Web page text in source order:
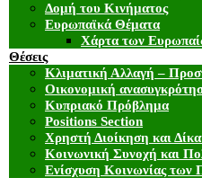
Δομή του Κινήματος
Ευρωπαϊκά Θέματα
Χάρτα των
Θέσεις
Κλιματική Αλλαγή –
Οικονομική
Κυπριακό Πρόβλημα
Positions Section
Χρηστή Διοίκηση και
Κοινωνική Συνοχή και
Ενίσχυση Κοινωνίας των